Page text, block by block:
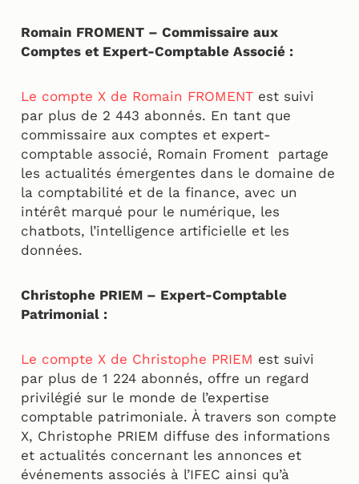
Romain FROMENT – Commissaire aux
Comptes et Expert-Comptable Associé :
Le compte X de Romain FROMENT est suivi
par plus de 2 443 abonnés. En tant que
commissaire aux comptes et expert-
comptable associé, Romain Froment partage
les actualités émergentes dans le domaine de
la comptabilité et de la finance, avec un
intérêt marqué pour le numérique, les
chatbots, l’intelligence artificielle et les
données.
Christophe PRIEM – Expert-Comptable
Patrimonial :
Le compte X de Christophe PRIEM est suivi
par plus de 1 224 abonnés, offre un regard
privilégié sur le monde de l’expertise
comptable patrimoniale. À travers son compte
X, Christophe PRIEM diffuse des informations
et actualités concernant les annonces et
événements associés à l’IFEC ainsi qu’à